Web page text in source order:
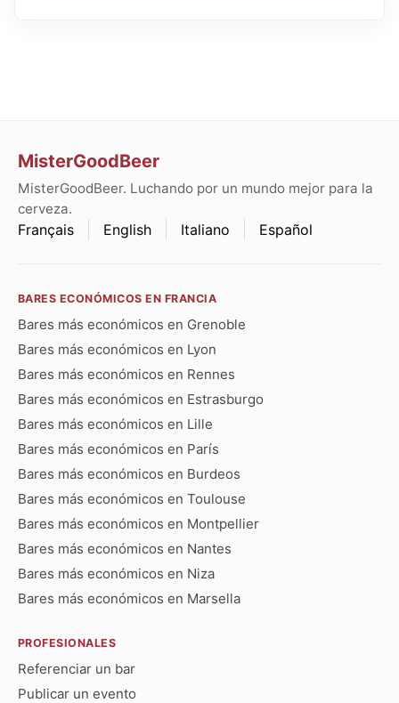
MisterGoodBeer
MisterGoodBeer. Luchando por un mundo mejor para la
cerveza.
Français English Italiano Español
BARES ECONÓMICOS EN FRANCIA
Bares más económicos en Grenoble
Bares más económicos en Lyon
Bares más económicos en Rennes
Bares más económicos en Estrasburgo
Bares más económicos en Lille
Bares más económicos en París
Bares más económicos en Burdeos
Bares más económicos en Toulouse
Bares más económicos en Montpellier
Bares más económicos en Nantes
Bares más económicos en Niza
Bares más económicos en Marsella
PROFESIONALES
Referenciar un bar
Publicar un evento